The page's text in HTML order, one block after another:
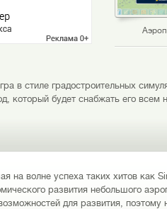
в стиле градостроительных
который будет снабжать его всем
на волне успеха таких хитов как
развития небольшого
для развития, поэтому